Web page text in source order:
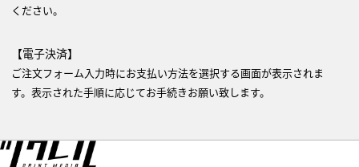
ください。
【電子決済】
ご注文フォーム入力時にお支払い方法を選択する画面が表示されま
す。表示された手順に応じてお手続きお願い致します。